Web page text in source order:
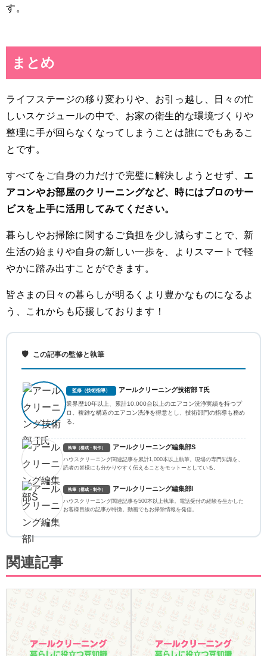
す。
まとめ
ライフステージの移り変わりや、お引っ越し、日々の忙
しいスケジュールの中で、お家の衛生的な環境づくりや
整理に手が回らなくなってしまうことは誰にでもあるこ
とです。
すべてをご自身の力だけで完璧に解決しようとせず、 エ
アコンやお部屋のクリーニングなど、時にはプロのサー
ビスを上手に活用してみてください。
暮らしやお掃除に関するご負担を少し減らすことで、新
生活の始まりや自身の新しい一歩を、よりスマートで軽
やかに踏み出すことができます。
皆さまの日々の暮らしが明るくより豊かなものになるよ
う、これからも応援しております！
🛡️ この記事の監修と執筆
監修（技術指導） アールクリーニング技術部 T氏
業界歴10年以上、累計10,000台以上のエアコン洗浄実績を持つプ
ロ。複雑な構造のエアコン洗浄を得意とし、技術部門の指導も務め
る。
執筆（構成・制作） アールクリーニング編集部S
ハウスクリーニング関連記事を累計1,000本以上執筆。現場の専門知識を、
読者の皆様にも分かりやすく伝えることをモットーとしている。
執筆（構成・制作） アールクリーニング編集部I
ハウスクリーニング関連記事を500本以上執筆。電話受付の経験を生かした
お客様目線の記事が特徴。動画でもお掃除情報を発信。
関連記事